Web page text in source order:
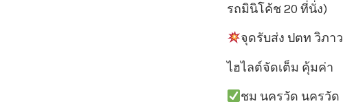
รถมินิโค้ช 20 ที่นั่ง)
จุดรับส่ง ปตท วิภาว
ไฮไลต์จัดเต็ม คุ้มค่า
ชม นครวัด นครวัด